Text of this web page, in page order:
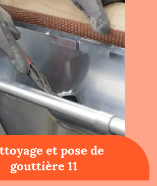
et pose de
gouttière 11